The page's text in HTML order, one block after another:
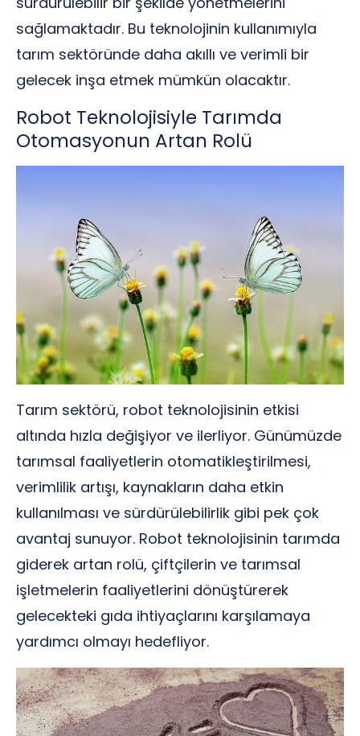
sağlamaktadır. Bu teknolojinin kullanımıyla
tarım sektöründe daha akıllı ve verimli bir
gelecek inşa etmek mümkün olacaktır.
Robot Teknolojisiyle Tarımda
Otomasyonun Artan Rolü
Tarım sektörü, robot teknolojisinin etkisi
altında hızla değişiyor ve ilerliyor. Günümüzde
tarımsal faaliyetlerin otomatikleştirilmesi,
verimlilik artışı, kaynakların daha etkin
kullanılması ve sürdürülebilirlik gibi pek çok
avantaj sunuyor. Robot teknolojisinin tarımda
giderek artan rolü, çiftçilerin ve tarımsal
işletmelerin faaliyetlerini dönüştürerek
gelecekteki gıda ihtiyaçlarını karşılamaya
yardımcı olmayı hedefliyor.